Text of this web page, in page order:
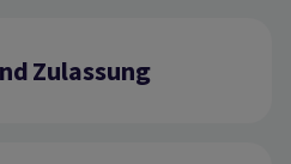
Zulassung